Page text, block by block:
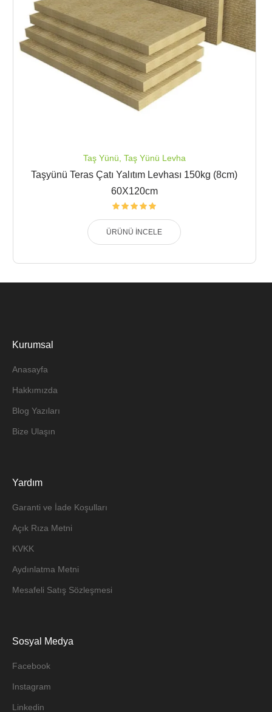
Taş Yünü Taş Yünü Levha
Taşyünü Teras Çatı Yalıtım Levhası 150kg (8cm)
60X120cm
ÜRÜNÜ İNCELE
Kurumsal
Anasayfa
Hakkımızda
Blog Yazıları
Bize Ulaşın
Yardım
Garanti ve İade Koşulları
Açık Rıza Metni
KVKK
Aydınlatma Metni
Mesafeli Satış Sözleşmesi
Sosyal Medya
Facebook
Instagram
Linkedin